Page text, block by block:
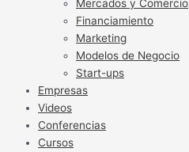
Mercados y Comercio
Financiamiento
Marketing
Modelos de Negocio
Start-ups
Empresas
Videos
Conferencias
Cursos